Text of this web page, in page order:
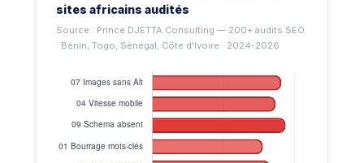
sites africains audités
Source : Prince DJETTA Consulting — 200+ audits SEO
· Bénin, Togo, Sénégal, Côte d'Ivoire · 2024-2026